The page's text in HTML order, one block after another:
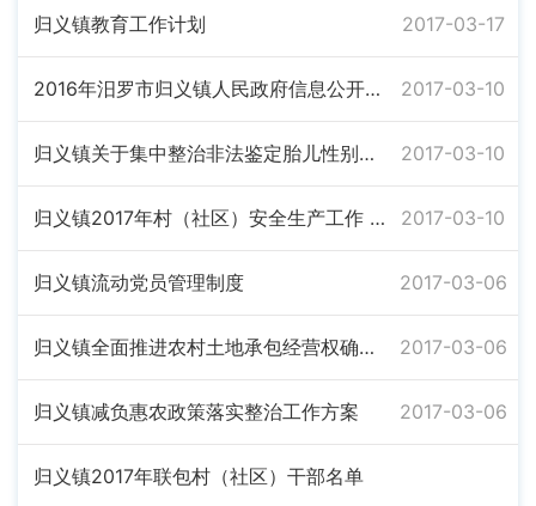
归义镇教育工作计划 2017-03-17
2016年汨罗市归义镇人民政府信息公开工作年度报告 2017-03-10
归义镇关于集中整治非法鉴定胎儿性别和 选择性别终止妊娠行为的行动方案 2017-03-10
归义镇2017年村（社区）安全生产工作 考核办法 2017-03-10
归义镇流动党员管理制度 2017-03-06
归义镇全面推进农村土地承包经营权确权登记颁证工作实施方案 2017-03-06
归义镇减负惠农政策落实整治工作方案 2017-03-06
归义镇2017年联包村（社区）干部名单